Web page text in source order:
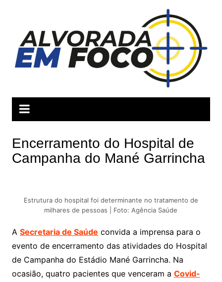
conteúdo
Encerramento do Hospital de
Campanha do Mané Garrincha
Estrutura do hospital foi determinante no tratamento de
milhares de pessoas | Foto: Agência Saúde
A Secretaria de Saúde convida a imprensa para o
evento de encerramento das atividades do Hospital
de Campanha do Estádio Mané Garrincha. Na
ocasião, quatro pacientes que venceram a Covid-